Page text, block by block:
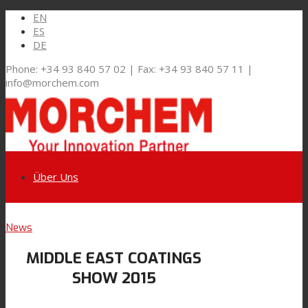
EN
ES
DE
Phone: +34 93 840 57 02 | Fax: +34 93 840 57 11 |
info@morchem.com
Link zu Youtube
Über Uns
Flexible Verpackungen
News
MIDDLE EAST COATINGS
SHOW 2015